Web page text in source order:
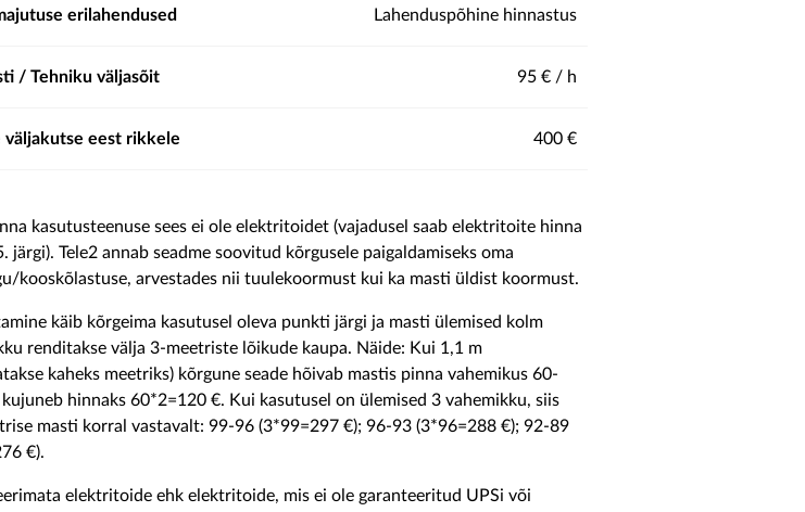
erilahendused Lahenduspõhine hinnastus
/ Tehniku väljasõit 95 € / h
väljakutse eest rikkele 400 €
kasutusteenuse sees ei ole elektritoidet (vajadusel saab elektritoite hinna
järgi). Tele2 annab seadme soovitud kõrgusele paigaldamiseks oma
kooskõlastuse, arvestades nii tuulekoormust kui ka masti üldist koormust.
käib kõrgeima kasutusel oleva punkti järgi ja masti ülemised kolm
renditakse välja 3-meetriste lõikude kaupa. Näide: Kui 1,1 m
kaheks meetriks) kõrgune seade hõivab mastis pinna vahemikus 60-
hinnaks 60*2=120 €. Kui kasutusel on ülemised 3 vahemikku, siis
masti korral vastavalt: 99-96 (3*99=297 €); 96-93 (3*96=288 €); 92-89
€).
elektritoide ehk elektritoide, mis ei ole garanteeritud UPSi või